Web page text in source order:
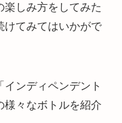
楽しみ方をしてみた
けてみてはいかがで
ンディペンデント
様々なボトルを紹介